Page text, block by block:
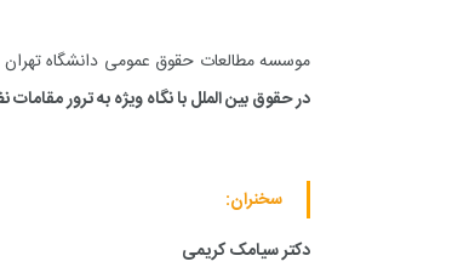
موسسه مطالعات حقوق عمومی دانشگاه
در حقوق بین الملل با نگاه ویژه به ترور
سخنران:
دکتر سیامک کریمی